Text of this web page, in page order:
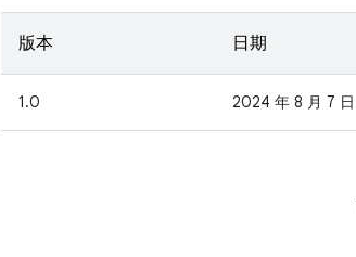
版本 日期
1.0 2024 年 8 月 7 日